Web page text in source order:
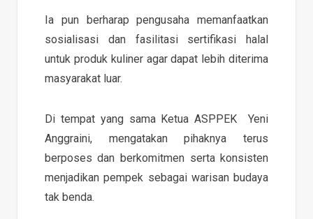
Ia pun berharap pengusaha memanfaatkan
sosialisasi dan fasilitasi sertifikasi halal
untuk produk kuliner agar dapat lebih diterima
masyarakat luar.
Di tempat yang sama Ketua ASPPEK Yeni
Anggraini, mengatakan pihaknya terus
berposes dan berkomitmen serta konsisten
menjadikan pempek sebagai warisan budaya
tak benda.